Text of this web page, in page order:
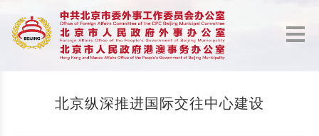
北京纵深推进国际交往中心建设